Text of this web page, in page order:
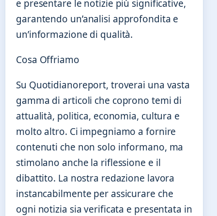
e presentare le notizie più significative,
garantendo un’analisi approfondita e
un’informazione di qualità.
Cosa Offriamo
Su Quotidianoreport, troverai una vasta
gamma di articoli che coprono temi di
attualità, politica, economia, cultura e
molto altro. Ci impegniamo a fornire
contenuti che non solo informano, ma
stimolano anche la riflessione e il
dibattito. La nostra redazione lavora
instancabilmente per assicurare che
ogni notizia sia verificata e presentata in